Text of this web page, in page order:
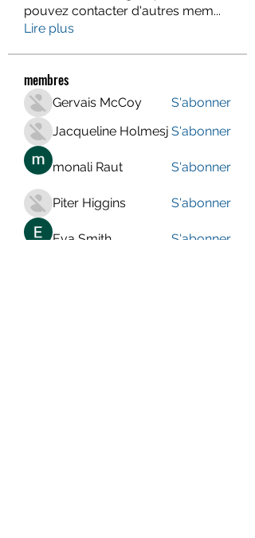
pouvez contacter d'autres mem...
Lire plus
membres
Gervais McCoy
S'abonner
Jacqueline Holmesj S'abonner
monali Raut S'abonner
Piter Higgins S'abonner
Eva Smith
S'abonner